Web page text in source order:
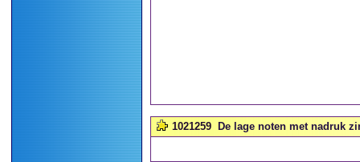
1021259 De lage noten met nadruk